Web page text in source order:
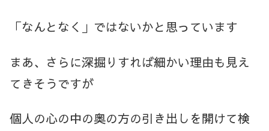
「なんとなく」ではないかと思っています
まあ、さらに深掘りすれば細かい理由も見え
てきそうですが
個人の心の中の奥の方の引き出しを開けて検